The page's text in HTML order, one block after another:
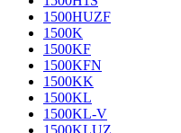
1500HUZF
1500K
1500KF
1500KFN
1500KK
1500KL
1500KL-V
1500KLUZ